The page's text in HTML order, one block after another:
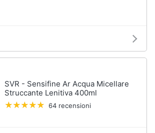
SVR - Sensifine Ar Acqua Micellare
Struccante Lenitiva 400ml
64 recensioni